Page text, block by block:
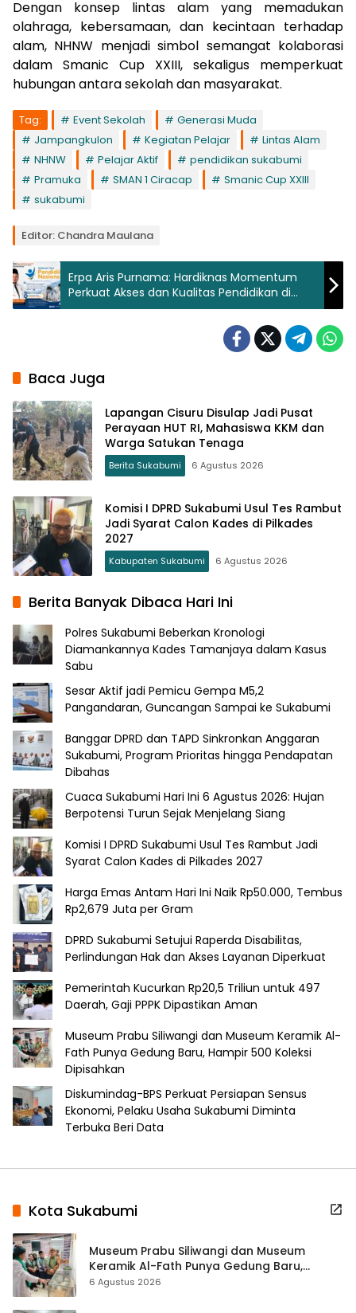
Dengan konsep lintas alam yang memadukan
olahraga, kebersamaan, dan kecintaan terhadap
alam, NHNW menjadi simbol semangat kolaborasi
dalam Smanic Cup XXIII, sekaligus memperkuat
hubungan antara sekolah dan masyarakat.
Tag: Event Sekolah
Generasi Muda
Jampangkulon
Kegiatan Pelajar
Lintas Alam
NHNW
Pelajar Aktif
pendidikan sukabumi
Pramuka
SMAN 1 Ciracap
Smanic Cup XXIII
sukabumi
Editor: Chandra Maulana
Erpa Aris Purnama: Hardiknas Momentum
Perkuat Akses dan Kualitas Pendidikan di
Sukabumi
Baca Juga
Lapangan Cisuru Disulap Jadi Pusat
Perayaan HUT RI, Mahasiswa KKM dan
Warga Satukan Tenaga
Berita Sukabumi 6 Agustus 2026
Komisi I DPRD Sukabumi Usul Tes Rambut
Jadi Syarat Calon Kades di Pilkades
2027
Kabupaten Sukabumi 6 Agustus 2026
Berita Banyak Dibaca Hari Ini
Polres Sukabumi Beberkan Kronologi
Diamankannya Kades Tamanjaya dalam Kasus
Sabu
Sesar Aktif jadi Pemicu Gempa M5,2
Pangandaran, Guncangan Sampai ke Sukabumi
Banggar DPRD dan TAPD Sinkronkan Anggaran
Sukabumi, Program Prioritas hingga Pendapatan
Dibahas
Cuaca Sukabumi Hari Ini 6 Agustus 2026: Hujan
Berpotensi Turun Sejak Menjelang Siang
Komisi I DPRD Sukabumi Usul Tes Rambut Jadi
Syarat Calon Kades di Pilkades 2027
Harga Emas Antam Hari Ini Naik Rp50.000, Tembus
Rp2,679 Juta per Gram
DPRD Sukabumi Setujui Raperda Disabilitas,
Perlindungan Hak dan Akses Layanan Diperkuat
Pemerintah Kucurkan Rp20,5 Triliun untuk 497
Daerah, Gaji PPPK Dipastikan Aman
Museum Prabu Siliwangi dan Museum Keramik Al-
Fath Punya Gedung Baru, Hampir 500 Koleksi
Dipisahkan
Diskumindag-BPS Perkuat Persiapan Sensus
Ekonomi, Pelaku Usaha Sukabumi Diminta
Terbuka Beri Data
Kota Sukabumi
Museum Prabu Siliwangi dan Museum
Keramik Al-Fath Punya Gedung Baru,
Hampir 500 Koleksi Dipisahkan
6 Agustus 2026